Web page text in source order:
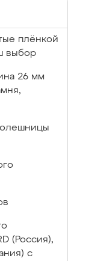
плёнкой
выбор
26 мм
(Россия),
с